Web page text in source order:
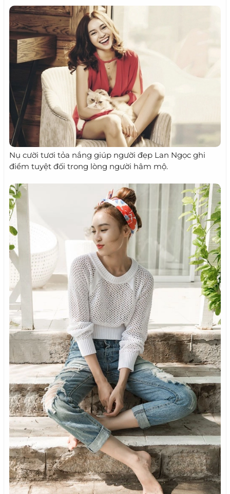
Nụ cười tươi tỏa nắng giúp người đẹp Lan Ngọc ghi
điểm tuyệt đối trong lòng người hâm mộ.